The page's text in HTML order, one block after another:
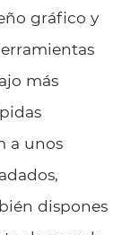
gráfico y
más
a unos
dispones